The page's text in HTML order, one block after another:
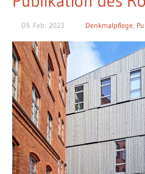
09. Feb.. 2023 Denkmalpflege,